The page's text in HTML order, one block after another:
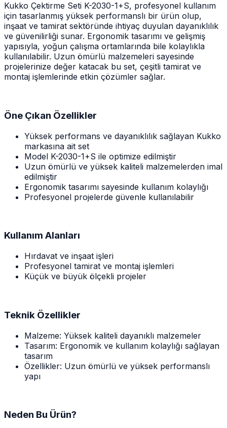
Kukko Çektirme Seti K-2030-1+S, profesyonel kullanım
için tasarlanmış yüksek performanslı bir ürün olup,
inşaat ve tamirat sektöründe ihtiyaç duyulan dayanıklılık
ve güvenilirliği sunar. Ergonomik tasarımı ve gelişmiş
yapısıyla, yoğun çalışma ortamlarında bile kolaylıkla
kullanılabilir. Uzun ömürlü malzemeleri sayesinde
projelerinize değer katacak bu set, çeşitli tamirat ve
montaj işlemlerinde etkin çözümler sağlar.
Öne Çıkan Özellikler
Yüksek performans ve dayanıklılık sağlayan Kukko
markasına ait set
Model K-2030-1+S ile optimize edilmiştir
Uzun ömürlü ve yüksek kaliteli malzemelerden imal
edilmiştir
Ergonomik tasarımı sayesinde kullanım kolaylığı
Profesyonel projelerde güvenle kullanılabilir
Kullanım Alanları
Hırdavat ve inşaat işleri
Profesyonel tamirat ve montaj işlemleri
Küçük ve büyük ölçekli projeler
Teknik Özellikler
Malzeme: Yüksek kaliteli dayanıklı malzemeler
Tasarım: Ergonomik ve kullanım kolaylığı sağlayan
tasarım
Özellikler: Uzun ömürlü ve yüksek performanslı
yapı
Neden Bu Ürün?